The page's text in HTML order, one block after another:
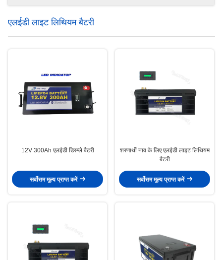
एलईडी लाइट लिथियम बैटरी
12V 300Ah एलईडी डिस्प्ले बैटरी
सर्वोत्तम मूल्य प्राप्त करें
शरणार्थी नाव के लिए एलईडी लाइट लिथियम
बैटरी
सर्वोत्तम मूल्य प्राप्त करें